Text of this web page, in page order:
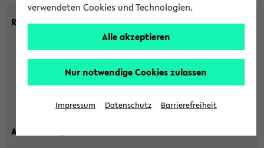
Raumkriterien:
max. Plätze:
Ausstattung:
verwendeten Cookies und Technologien.
Alle akzeptieren
Nur notwendige Cookies zulassen
Impressum Datenschutz Barrierefreiheit